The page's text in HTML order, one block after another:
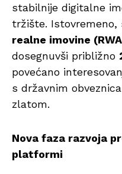
stabilnije digitalne
tržište. Istovremeno,
realne imovine
dosegnuvši približno
povećano
s državnim
zlatom.
Nova faza razvoja
platformi